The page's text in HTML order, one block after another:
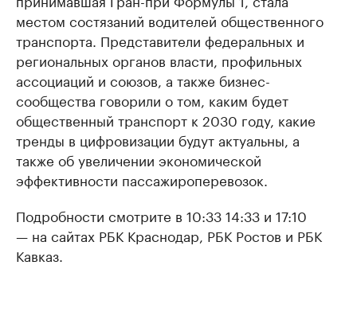
местом состязаний водителей общественного
транспорта. Представители федеральных и
региональных органов власти, профильных
ассоциаций и союзов, а также бизнес-
сообщества говорили о том, каким будет
общественный транспорт к 2030 году, какие
тренды в цифровизации будут актуальны, а
также об увеличении экономической
эффективности пассажироперевозок.
Подробности смотрите в 10:33 14:33 и 17:10
— на сайтах РБК Краснодар, РБК Ростов и РБК
Кавказ.